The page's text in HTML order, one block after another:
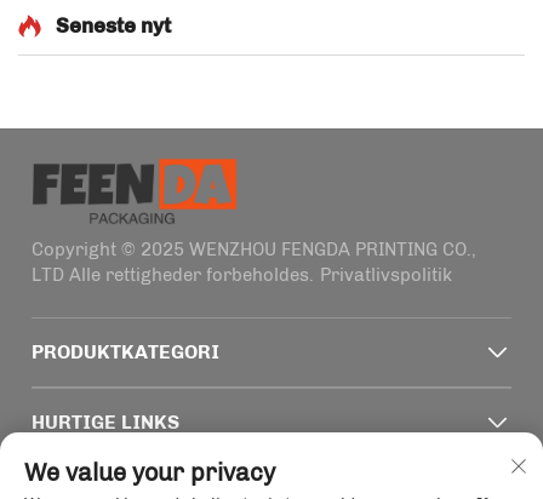
Smart Green Manufacturing Base – et benchmark-
initiativ inden for den fleksible emballageindustri...
Seneste nyt
Copyright © 2025 WENZHOU FENGDA PRINTING CO.,
LTD Alle rettigheder forbeholdes. Privatlivspolitik
PRODUKTKATEGORI
HURTIGE LINKS
KONTAKTOPLYSNINGER
We value your privacy